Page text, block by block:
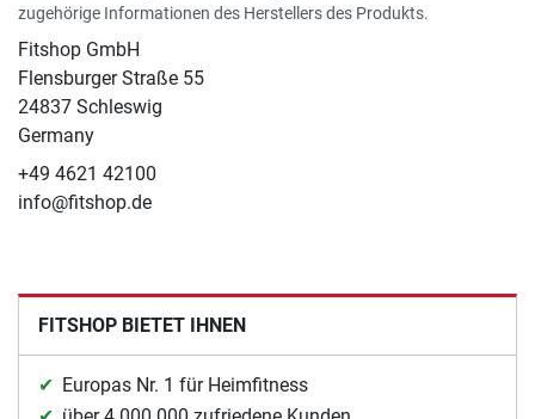
zugehörige Informationen des Herstellers des Produkts.
Fitshop GmbH
Flensburger Straße 55
24837 Schleswig
Germany
+49 4621 42100
info@fitshop.de
FITSHOP BIETET IHNEN
Europas Nr. 1 für Heimfitness